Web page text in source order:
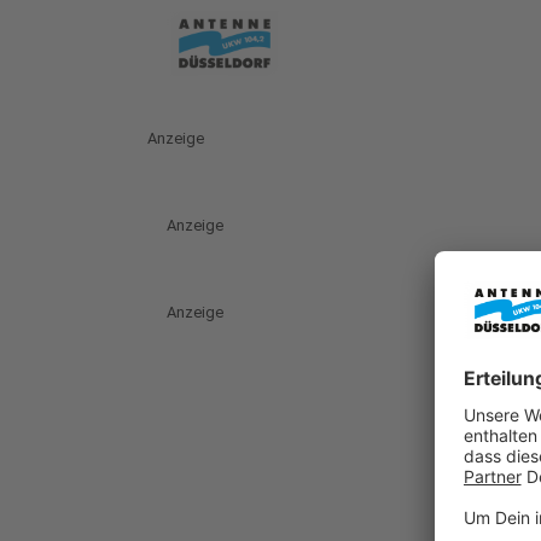
Anzeige
Anzeige
Anzeige